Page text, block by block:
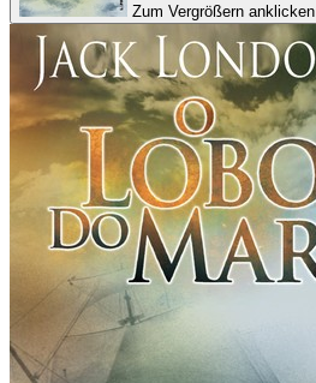
Zum Vergrößern anklicken